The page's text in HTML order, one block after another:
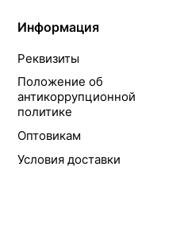
Информация
Реквизиты
Положение об
антикоррупционной
политике
Оптовикам
Условия доставки